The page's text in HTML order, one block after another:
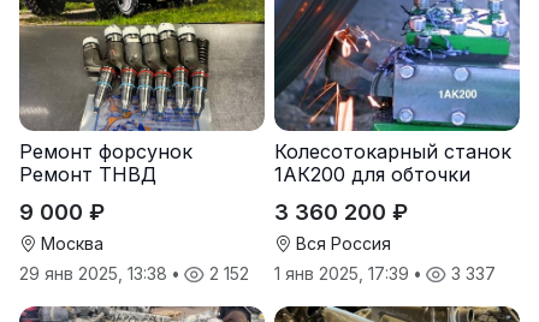
Ремонт форсунок
Ремонт ТНВД
9 000 ₽
Москва
29 янв 2025, 13:38 • 2 152
Колесотокарный станок
1АК200 для обточки
тепловозов без выкатки
3 360 200 ₽
Вся Россия
1 янв 2025, 17:39 • 3 337